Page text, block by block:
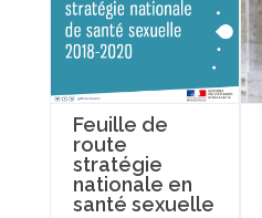
Feuille de
route
stratégie
nationale en
santé sexuelle